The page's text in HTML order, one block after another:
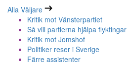
Alla Väljare
Kritik mot Vänsterpartiet
Så vill partierna hjälpa flyktingar
Kritik mot Jomshof
Politiker reser i Sverige
Färre assistenter